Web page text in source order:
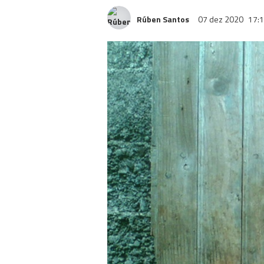
Rúben Santos 07 dez 2020